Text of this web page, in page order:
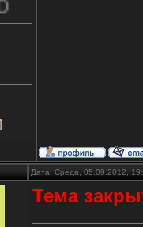
Дата: Среда, 05.09.2012,
Тема